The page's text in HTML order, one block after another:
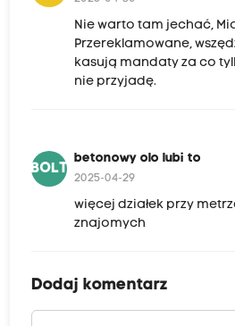
Nie warto tam jechać,
Przereklamowane,
kasują mandaty za co
nie przyjadę.
BOLT
betonowy olo lubi to
2025-04-29
więcej działek przy
znajomych
Dodaj komentarz